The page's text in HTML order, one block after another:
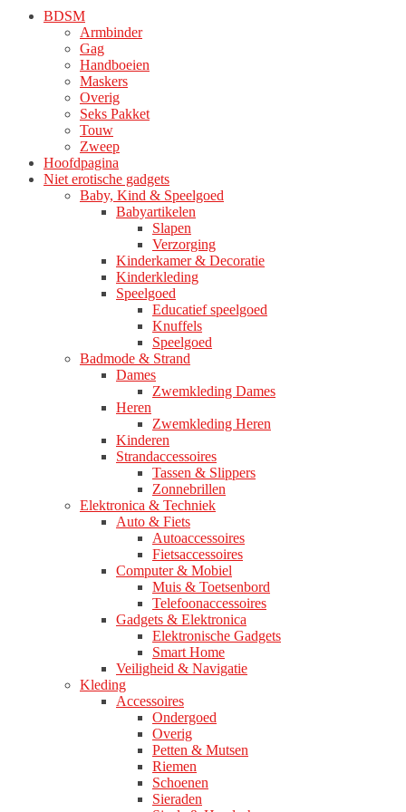
BDSM
Armbinder
Gag
Handboeien
Maskers
Overig
Seks Pakket
Touw
Zweep
Hoofdpagina
Niet erotische gadgets
Baby, Kind & Speelgoed
Babyartikelen
Slapen
Verzorging
Kinderkamer & Decoratie
Kinderkleding
Speelgoed
Educatief speelgoed
Knuffels
Speelgoed
Badmode & Strand
Dames
Zwemkleding Dames
Heren
Zwemkleding Heren
Kinderen
Strandaccessoires
Tassen & Slippers
Zonnebrillen
Elektronica & Techniek
Auto & Fiets
Autoaccessoires
Fietsaccessoires
Computer & Mobiel
Muis & Toetsenbord
Telefoonaccessoires
Gadgets & Elektronica
Elektronische Gadgets
Smart Home
Veiligheid & Navigatie
Kleding
Accessoires
Ondergoed
Overig
Petten & Mutsen
Riemen
Schoenen
Sieraden